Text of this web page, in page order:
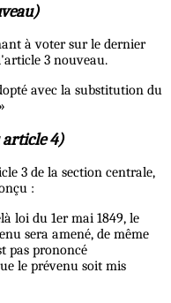
à voter sur le dernier
3 nouveau.
avec la substitution du
4)
3 de la section centrale,
:
loi du 1er mai 1849, le
sera amené, de même
pas prononcé
le prévenu soit mis